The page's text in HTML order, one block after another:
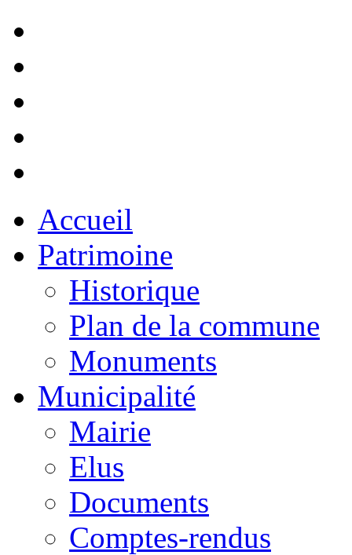
Accueil
Patrimoine
Historique
Plan de la commune
Monuments
Municipalité
Mairie
Elus
Documents
Comptes-rendus